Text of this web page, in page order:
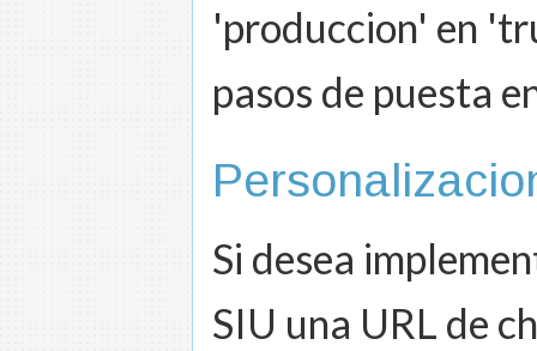
'produccion' en
pasos de puesta
Si desea
SIU una URL de